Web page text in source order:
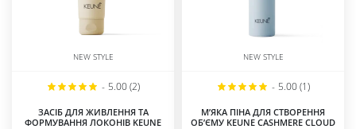
NEW STYLE
- 5.00 (2)
ЗАСІБ ДЛЯ ЖИВЛЕННЯ ТА
ФОРМУВАННЯ ЛОКОНІВ KEUNE
NEW STYLE
- 5.00 (1)
М’ЯКА ПІНА ДЛЯ СТВОРЕННЯ
ОБ’ЄМУ KEUNE CASHMERE CLOUD